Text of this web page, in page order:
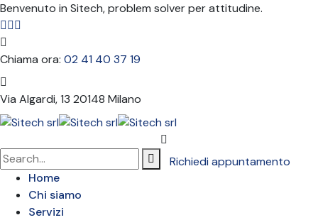
Benvenuto in Sitech, problem solver per attitudine.
Chiama ora: 02 41 40 37 19
Via Algardi, 13 20148 Milano
Home
Chi siamo
Servizi
Richiedi appuntamento